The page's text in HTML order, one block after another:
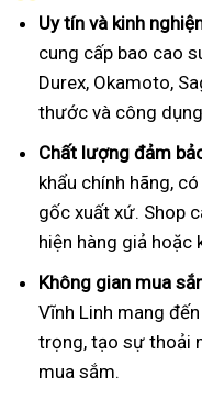
Uy tín và kinh
cung cấp bao cao
Durex, Okamoto,
thước và công
Chất lượng đảm
khẩu chính hãng,
gốc xuất xứ. Shop
hiện hàng giả hoặc
Không gian mua
Vĩnh Linh mang
trọng, tạo sự thoải
mua sắm.